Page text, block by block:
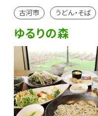
古河市 うどん・そば
ゆるりの森